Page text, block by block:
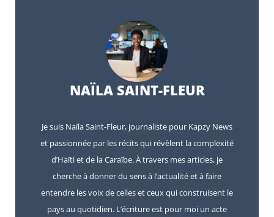
NAÏLA SAINT-FLEUR
Je suis Naïla Saint-Fleur, journaliste pour Kapzy News
et passionnée par les récits qui révèlent la complexité
d’Haïti et de la Caraïbe. À travers mes articles, je
cherche à donner du sens à l’actualité et à faire
entendre les voix de celles et ceux qui construisent le
pays au quotidien. L’écriture est pour moi un acte